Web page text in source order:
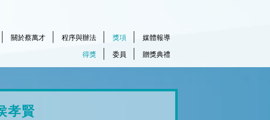
關於蔡萬才 程序與辦法 獎項
媒體報導
得獎
委員 贈獎典禮
孝賢